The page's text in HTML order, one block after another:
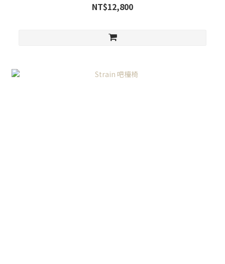
NT$12,800